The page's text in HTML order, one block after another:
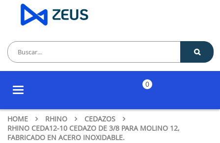
Toggle
0
HOME RHINO
CEDAZOS
RHINO CEDA12-10 CEDAZO DE 3/8 PARA MOLINO 12,
FABRICADO EN ACERO INOXIDABLE.